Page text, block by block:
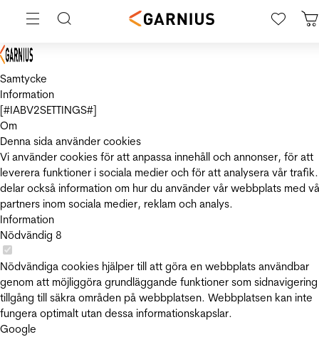
Samtycke
Information
[#IABV2SETTINGS#]
Om
Denna sida använder cookies
Vi använder cookies för att anpassa innehåll och annonser, för att
leverera funktioner i sociala medier och för att analysera vår
delar också information om hur du använder vår webbplats med
partners inom sociala medier, reklam och analys.
Information
Nödvändig 8
Nödvändiga cookies hjälper till att göra en webbplats användbar
genom att möjliggöra grundläggande funktioner som
tillgång till säkra områden på webbplatsen. Webbplatsen kan inte
fungera optimalt utan dessa informationskapslar.
Google